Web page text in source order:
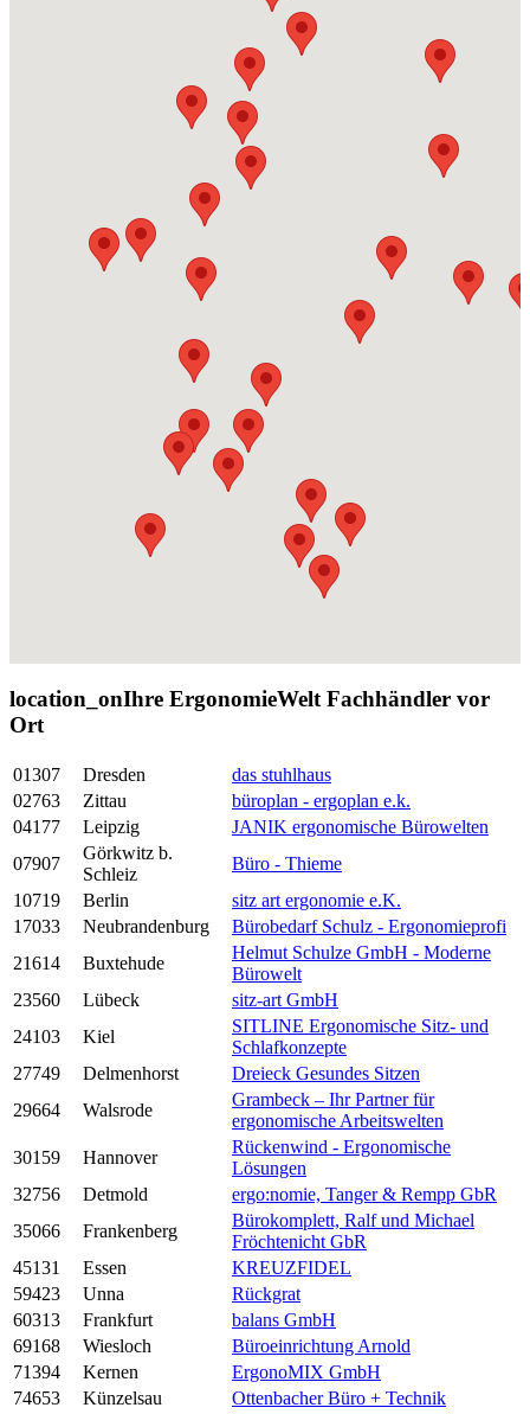
location_onIhre ErgonomieWelt Fachhändler vor
Ort
01307 Dresden
das stuhlhaus
02763
Zittau
büroplan - ergoplan e.k.
04177
Leipzig
JANIK ergonomische Bürowelten
07907
Görkwitz b.
Schleiz
Büro - Thieme
10719
Berlin
sitz art ergonomie e.K.
17033
Neubrandenburg
Bürobedarf Schulz - Ergonomieprofi
21614
Buxtehude
Helmut Schulze GmbH - Moderne
Bürowelt
23560
Lübeck
sitz-art GmbH
24103
Kiel
SITLINE Ergonomische Sitz- und
Schlafkonzepte
27749
Delmenhorst
Dreieck Gesundes Sitzen
29664
Walsrode
Grambeck – Ihr Partner für
ergonomische Arbeitswelten
30159
Hannover
Rückenwind - Ergonomische
Lösungen
32756
Detmold
ergo:nomie, Tanger & Rempp GbR
35066
Frankenberg
Bürokomplett, Ralf und Michael
Fröchtenicht GbR
45131
Essen
KREUZFIDEL
59423
Unna
Rückgrat
60313
Frankfurt
balans GmbH
69168
Wiesloch
Büroeinrichtung Arnold
71394
Kernen
ErgonoMIX GmbH
74653
Künzelsau
Ottenbacher Büro + Technik